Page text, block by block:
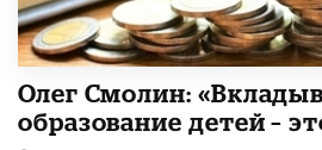
Олег Смолин:
образование детей –